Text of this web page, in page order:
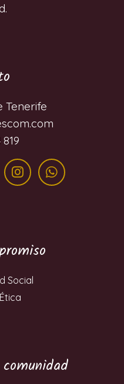
Tenerife
Social